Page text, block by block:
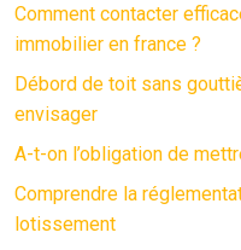
Comment contacter
immobilier en france ?
Débord de toit sans
envisager
A-t-on l’obligation de
Comprendre la
lotissement